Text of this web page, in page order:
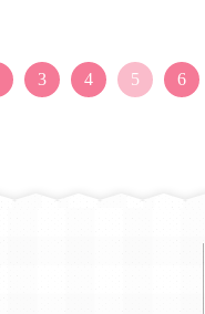
3 4 5 6